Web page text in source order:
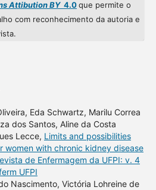
Attibution BY4.0que permite o
com reconhecimento da autoria e
Eda Schwartz, Marilu Correa
dos Santos, Aline da Costa
Lecce, Limits and possibilities
women with chronic kidney disease
de Enfermagem da UFPI: v. 4
UFPI
Nascimento, Victória Lohreine de